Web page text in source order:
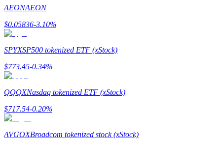
Afiliados de Bitrue
¡Hasta un 65% de comisiones!
Referencia
AEONAEON
$0.05836-3.10%
SPYXSP500 tokenized ETF (xStock)
$773.45-0.34%
QQQXNasdaq tokenized ETF (xStock)
$717.54-0.20%
AVGOXBroadcom tokenized stock (xStock)